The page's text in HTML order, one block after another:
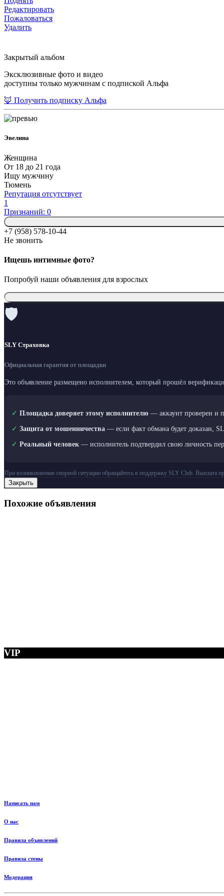
Редактировать
Пожаловаться
Удалить
Закрытый альбом
Эксклюзивные фото и видео
доступны только мужчинам с подпиской Альфа
🦊 Получить подписку Альфа
Эвелина
Женщина
От 18 до 21 года
Ищу мужчину
Тюмень
Репутация отсутствует
1
Признаний: 0
+7 (958) 578-10-44
Не звонить
Ищешь интимные фото?
Попробуй наши объявления для взрослых
🛡
SLY Страховка
Официальная гарантия от площадки
Это объявление размещено исполнителем, который прошёл
✓ Площадка доверяет этому исполнителю — аккаунт проверен и
✓ Защита от мошенничества — если факт обмана будет доказан,
✓ Реальный человек — исполнитель подтвердил свою личность
При возникновении спорной ситуации обращайтесь в поддержку SLY Club. Выплата
Закрыть
Похожие объявления
VIP
Написать нам
О нас
Правила объявлений
Правила стены
Модерация